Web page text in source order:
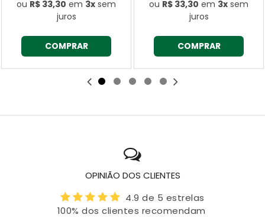
ou R$ 33,30 em 3x sem
juros
COMPRAR
ou R$ 33,30 em 3x sem
juros
COMPRAR
OPINIÃO DOS CLIENTES
4.9 de 5 estrelas
100% dos clientes recomendam